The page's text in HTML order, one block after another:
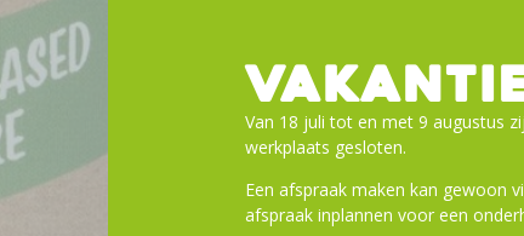
Van 18 juli tot en met 9 augustus
werkplaats gesloten.
Een afspraak maken kan gewoon
afspraak inplannen voor een